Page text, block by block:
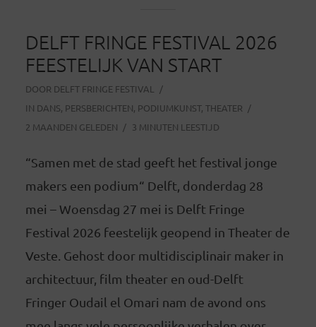
DELFT FRINGE FESTIVAL 2026
FEESTELIJK VAN START
DOOR DELFT FRINGE FESTIVAL
IN DANS, PERSBERICHTEN, PODIUMKUNST, THEATER
2 MAANDEN GELEDEN
3 MINUTEN LEESTIJD
“Samen met de stad geeft het festival jonge
makers een podium“ Delft, donderdag 28
mei – Woensdag 27 mei is Delft Fringe
Festival 2026 feestelijk geopend in Theater de
Veste. Gehost door multidisciplinair maker in
architectuur, film theater en oud-Delft
Fringer Oudail el Omari nam de avond ons